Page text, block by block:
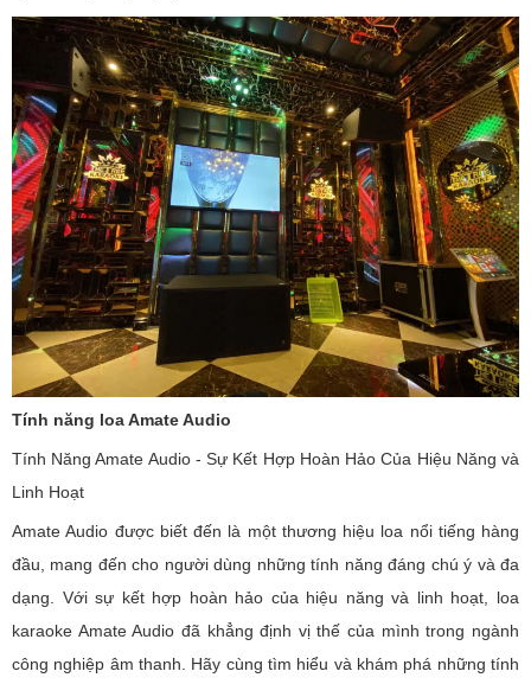
Tính năng loa Amate Audio
Tính Năng Amate Audio - Sự Kết Hợp Hoàn Hảo Của Hiệu Năng và
Linh Hoạt
Amate Audio được biết đến là một thương hiệu loa nổi tiếng hàng
đầu, mang đến cho người dùng những tính năng đáng chú ý và đa
dạng. Với sự kết hợp hoàn hảo của hiệu năng và linh hoạt, loa
karaoke Amate Audio đã khẳng định vị thế của mình trong ngành
công nghiệp âm thanh. Hãy cùng tìm hiểu và khám phá những tính